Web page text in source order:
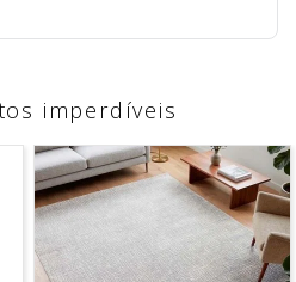
imperdíveis